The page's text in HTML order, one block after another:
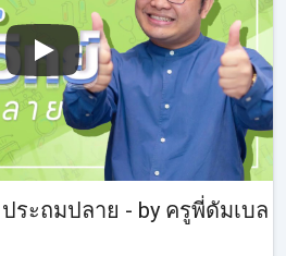
ระถมปลาย - by ครูพี่ดัมเบล